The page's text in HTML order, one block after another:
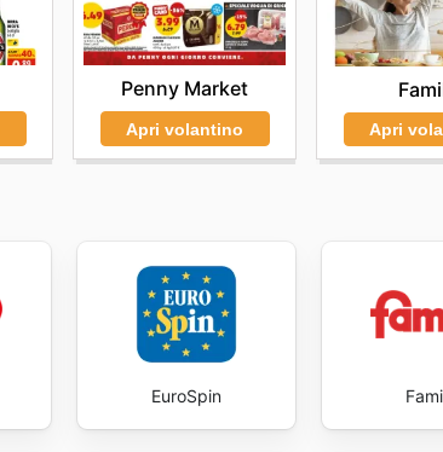
Penny Market
Apri volantino Apri
EuroSpin